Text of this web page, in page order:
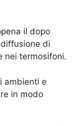
il dopo
di
nei termosifoni.
ambienti e
in modo